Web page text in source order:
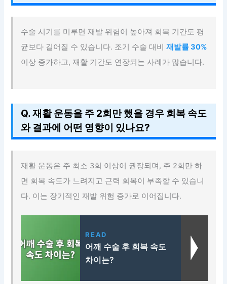
수술 시기를 미루면 재발 위험이 높아져 회복 기간도 평
균보다 길어질 수 있습니다. 조기 수술 대비재발률 30%
이상 증가하고, 재활 기간도 연장되는 사례가 많습니다.
Q. 재활 운동을 주 2회만 했을 경우 회복 속도
와 결과에 어떤 영향이 있나요?
재활 운동은 주 최소 3회 이상이 권장되며, 주 2회만 하
면 회복 속도가 느려지고 근력 회복이 부족할 수 있습니
다. 이는 장기적인 재발 위험 증가로 이어집니다.
READ
어깨 수술 후 회복 속도
차이는?